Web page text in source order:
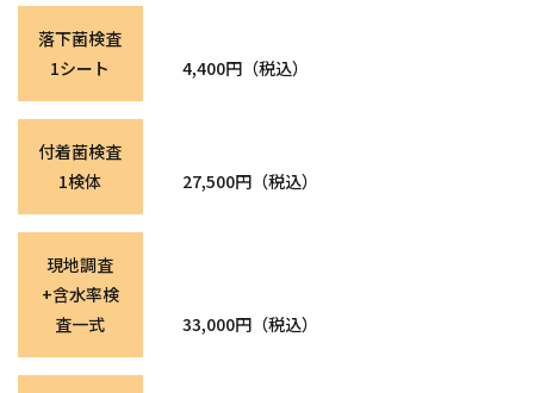
落下菌検査
1シート
4,400円（税込）
付着菌検査
1検体
27,500円（税込）
現地調査
+含水率検
査一式
33,000円（税込）